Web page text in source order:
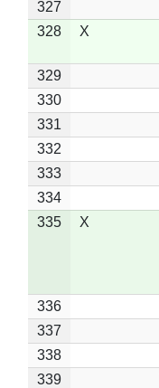
327
328
X
329
330
331
332
333
334
335
X
336
337
338
339